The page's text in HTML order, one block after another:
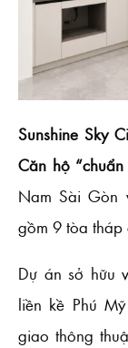
Sunshine Sky
Căn hộ
Nam Sài Gòn
gồm 9 tòa
Dự án sở hữu
liền kề Phú
giao thông